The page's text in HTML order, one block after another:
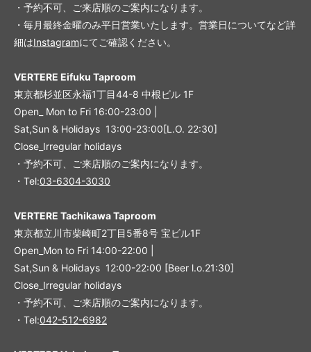
・予約不可、ご来店順のご案内になります。
・毎月最終金曜のみ平日営業いたします。営業日についてなど詳
細はInstagramにてご確認ください。
VERTERE Eifuku Taproom
東京都杉並区永福1丁目44-8 中根ビル 1F
Open_ Mon to Fri 16:00-23:00 |
Sat,Sun & Holidays 13:00-23:00[L .O. 22:30]
Close_Irregular holidays
・予約不可、ご来店順のご案内になります。
・Tel:03-6304-3030
VERTERE Tachikawa Taproom
東京都立川市柴崎町2丁目5番8号 宝ビル1F
Open_Mon to Fri 14:00-22:00 |
Sat,Sun & Holidays 12:00-22:00 [Beer l.o.21:30]
Close_Irregular holidays
・予約不可、ご来店順のご案内になります。
・Tel:042-512-6982